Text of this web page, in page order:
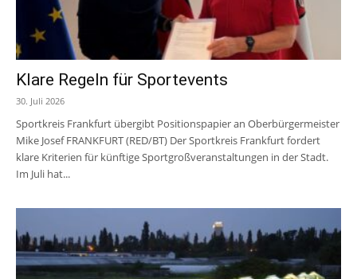
Klare Regeln für Sportevents
30. Juli 2026
Sportkreis Frankfurt übergibt Positionspapier an Oberbürgermeister
Mike Josef FRANKFURT (RED/BT) Der Sportkreis Frankfurt fordert
klare Kriterien für künftige Sportgroßveranstaltungen in der Stadt.
Im Juli hat...